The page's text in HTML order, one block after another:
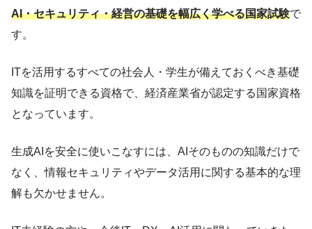
AI・セキュリティ・経営の基礎を幅広く学べる国家試験で
す。
ITを活用するすべての社会人・学生が備えておくべき基礎
知識を証明できる資格で、経済産業省が認定する国家資格
となっています。
生成AIを安全に使いこなすには、AIそのものの知識だけで
なく、情報セキュリティやデータ活用に関する基本的な理
解も欠かせません。